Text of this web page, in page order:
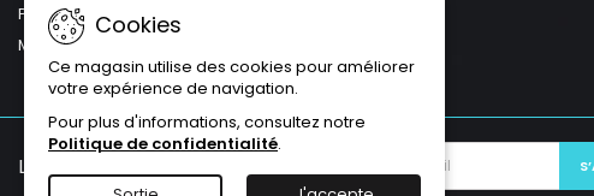
Plan du site
Magasins
Cookies
Ce magasin utilise des cookies pour améliorer
votre expérience de navigation.
Pour plus d'informations, consultez notre
Politique de confidentialité.
LETTRE D'INFORMATIONS